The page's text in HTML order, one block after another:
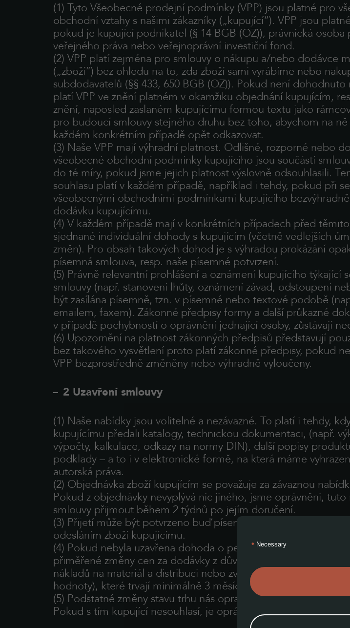
(1) Tyto Všeobecné prodejní podmínky (VPP) jsou platné pro
obchodní vztahy s našimi zákazníky („kupující“). VPP jsou
pokud je kupující podnikatel (§ 14 BGB (OZ)), právnická osoba
veřejného práva nebo veřejnoprávní investiční fond.
(2) VPP platí zejména pro smlouvy o nákupu a/nebo dodávce
(„zboží“) bez ohledu na to, zda zboží sami vyrábíme nebo
subdodavatelů (§§ 433, 650 BGB (OZ)). Pokud není dohodnuto
platí VPP ve znění platném v okamžiku objednání kupujícím,
znění, naposled zaslaném kupujícímu formou textu jako
pro budoucí smlouvy stejného druhu bez toho, abychom na
každém konkrétním případě opět odkazovat.
(3) Naše VPP mají výhradní platnost. Odlišné, rozporné nebo
všeobecné obchodní podmínky kupujícího jsou součástí
do té míry, pokud jsme jejich platnost výslovně odsouhlasili.
souhlasu platí v každém případě, například i tehdy, pokud při
všeobecnými obchodními podmínkami kupujícího
dodávku kupujícímu.
(4) V každém případě mají v konkrétních případech před
sjednané individuální dohody s kupujícím (včetně vedlejších
změn). Pro obsah takových dohod je s výhradou prokázání
písemná smlouva, resp. naše písemné potvrzení.
(5) Právně relevantní prohlášení a oznámení kupujícího týkající
smlouvy (např. stanovení lhůty, oznámení závad, odstoupení
být zasílána písemně, tzn. v písemné nebo textové podobě
emailem, faxem). Zákonné předpisy formy a další průkazné
v případě pochybností o oprávnění jednající osoby, zůstávají
(6) Upozornění na platnost zákonných předpisů představují
bez takového vysvětlení proto platí zákonné předpisy, pokud
VPP bezprostředně změněny nebo výhradně vyloučeny.
2 Uzavření smlouvy
(1) Naše nabídky jsou volitelné a nezávazné. To platí i tehdy,
kupujícímu předali katalogy, technickou dokumentaci, (např.
výpočty, kalkulace, odkazy na normy DIN), další popisy
podklady – a to i v elektronické formě, na která máme
autorská práva.
(2) Objednávka zboží kupujícím se považuje za závaznou
Pokud z objednávky nevyplývá nic jiného, jsme oprávněni, tuto
smlouvy přijmout během 2 týdnů po jejím doručení.
(3) Přijetí může být potvrzeno buď písemně (např. potvrzením
odesláním zboží kupujícímu.
(4) Pokud nebyla uzavřena dohoda o pevné ceně, zůstávají
přiměřené změny cen za dodávky z důvodu změny mzdových
nákladů na materiál a distribuci nebo zvýšení daní (zejm. daně z
hodnoty), které trvají minimálně 3 měsíce po uzavření smlouvy.
(5) Podstatné změny stavu trhu nás opravňují k přiměřeným
Pokud s tím kupující nesouhlasí, je oprávněn k odstoupení bez
• Necessary